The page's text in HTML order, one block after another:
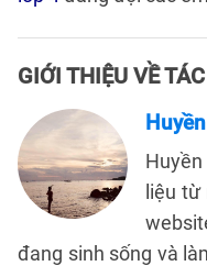
GIỚI THIỆU VỀ
liệu
đang sinh sống và